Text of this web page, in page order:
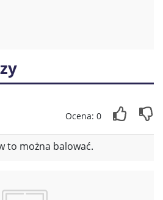
Ocena: 0
to można balować.